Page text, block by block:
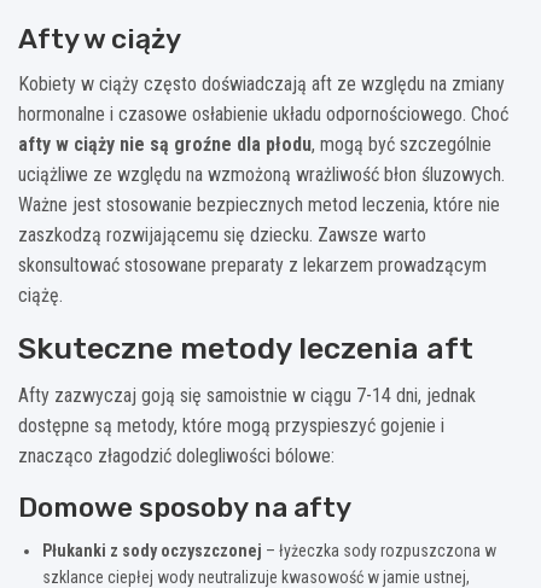
Afty w ciąży
Kobiety w ciąży często doświadczają aft ze względu na zmiany
hormonalne i czasowe osłabienie układu odpornościowego. Choć
afty w ciąży nie są groźne dla płodu, mogą być szczególnie
uciążliwe ze względu na wzmożoną wrażliwość błon śluzowych.
Ważne jest stosowanie bezpiecznych metod leczenia, które nie
zaszkodzą rozwijającemu się dziecku. Zawsze warto
skonsultować stosowane preparaty z lekarzem prowadzącym
ciążę.
Skuteczne metody leczenia aft
Afty zazwyczaj goją się samoistnie w ciągu 7-14 dni, jednak
dostępne są metody, które mogą przyspieszyć gojenie i
znacząco złagodzić dolegliwości bólowe:
Domowe sposoby na afty
Płukanki z sody oczyszczonej – łyżeczka sody rozpuszczona w
szklance ciepłej wody neutralizuje kwasowość w jamie ustnej,